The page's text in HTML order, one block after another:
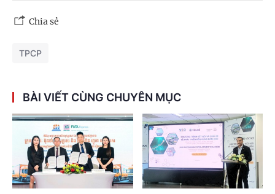
Chia sẻ
TPCP
BÀI VIẾT CÙNG CHUYÊN MỤC